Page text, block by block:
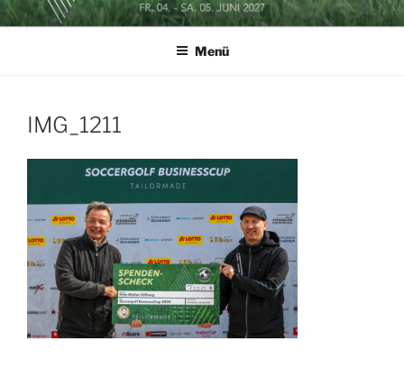
Zum
InhaltSOCCERGOLF BUSINESSCUP
Menü
IMG_1211